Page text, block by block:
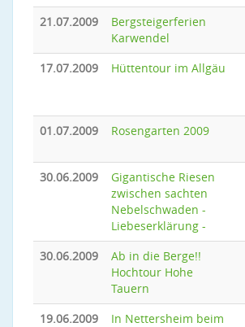
21.07.2009
Bergsteigerferien
Karwendel
17.07.2009 Hüttentour im Allgäu
01.07.2009 Rosengarten 2009
30.06.2009
Gigantische Riesen
zwischen sachten
Nebelschwaden -
Liebeserklärung -
30.06.2009
Ab in die Berge!!
Hochtour Hohe
Tauern
19.06.2009
In Nettersheim beim